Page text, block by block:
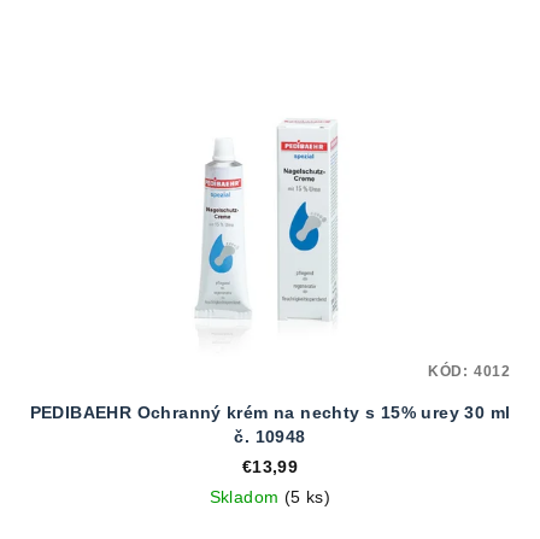
PEDIBAEHR Ochranný krém na nechty s 15% urey 30 ml
č. 10948
€13,99
Skladom (5 ks)
KÓD: 4012